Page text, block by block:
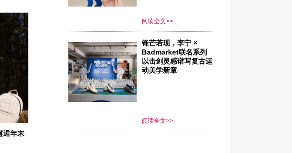
逅年末
阅读全文>>
锋芒若现，李宁 ×
Badmarket联名系列
以击剑灵感谱写复古运
动美学新章
阅读全文>>